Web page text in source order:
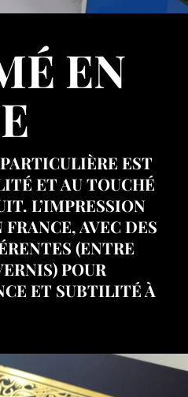
EN
EST
ET AU TOUCHÉ
L’IMPRESSION
AVEC DES
(ENTRE
POUR
ET SUBTILITÉ À